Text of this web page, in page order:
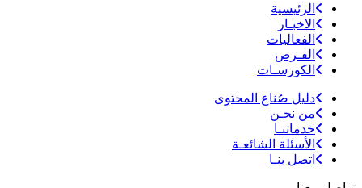
الرئيسية
الاخبـار
الفعاليات
الفـرص
الكورسـات
دليل صُناع المحتوى
من نحـن
خدماتنـا
الأسئلة الشائعـة
اتصل بنـا